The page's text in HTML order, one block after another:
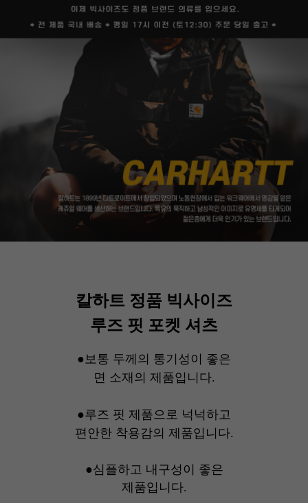
칼하트 정품 빅사이즈
루즈 핏 포켓 셔츠
●보통 두께의 통기성이 좋은
면 소재의 제품입니다.
●루즈 핏 제품으로 넉넉하고
편안한 착용감의 제품입니다.
●심플하고 내구성이 좋은
제품입니다.